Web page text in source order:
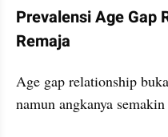
Prevalensi Age Gap
Remaja
Age gap relationship
namun angkanya